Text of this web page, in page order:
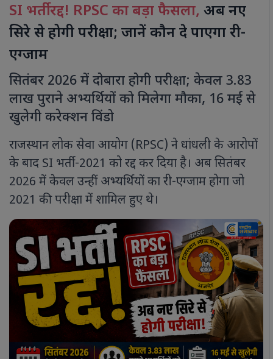
SI भर्ती रद्द! RPSC का बड़ा फैसला, अब नए
सिरे से होगी परीक्षा; जानें कौन दे पाएगा री-
एग्जाम
सितंबर 2026 में दोबारा होगी परीक्षा; केवल 3.83
लाख पुराने अभ्यर्थियों को मिलेगा मौका, 16 मई से
खुलेगी करेक्शन विंडो
राजस्थान लोक सेवा आयोग (RPSC) ने धांधली के आरोपों
के बाद SI भर्ती-2021 को रद्द कर दिया है। अब सितंबर
2026 में केवल उन्हीं अभ्यर्थियों का री-एग्जाम होगा जो
2021 की परीक्षा में शामिल हुए थे।